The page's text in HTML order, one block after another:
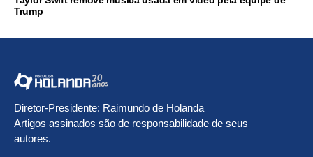
Trump
Diretor-Presidente: Raimundo de Holanda
Artigos assinados são de responsabilidade de seus
autores.